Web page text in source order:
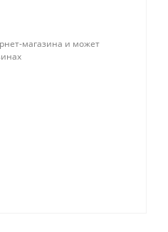
магазина и может